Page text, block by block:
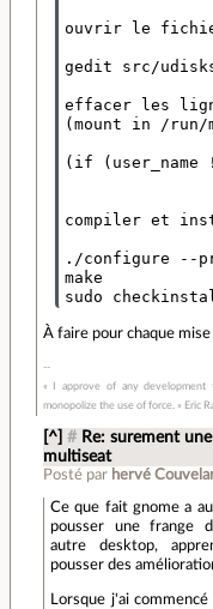
ouvrir le
gedit src/
effacer les
(mount in /run/
(if (user_name
compiler et
./configure --
make
À faire pour chaque
« I approve of any development
monopolize the use of force. » Eric
[^] # Re: surement
multiseat
Posté par hervé
Ce que fait gnome a
pousser une frange
autre desktop,
pousser des
Lorsque j'ai